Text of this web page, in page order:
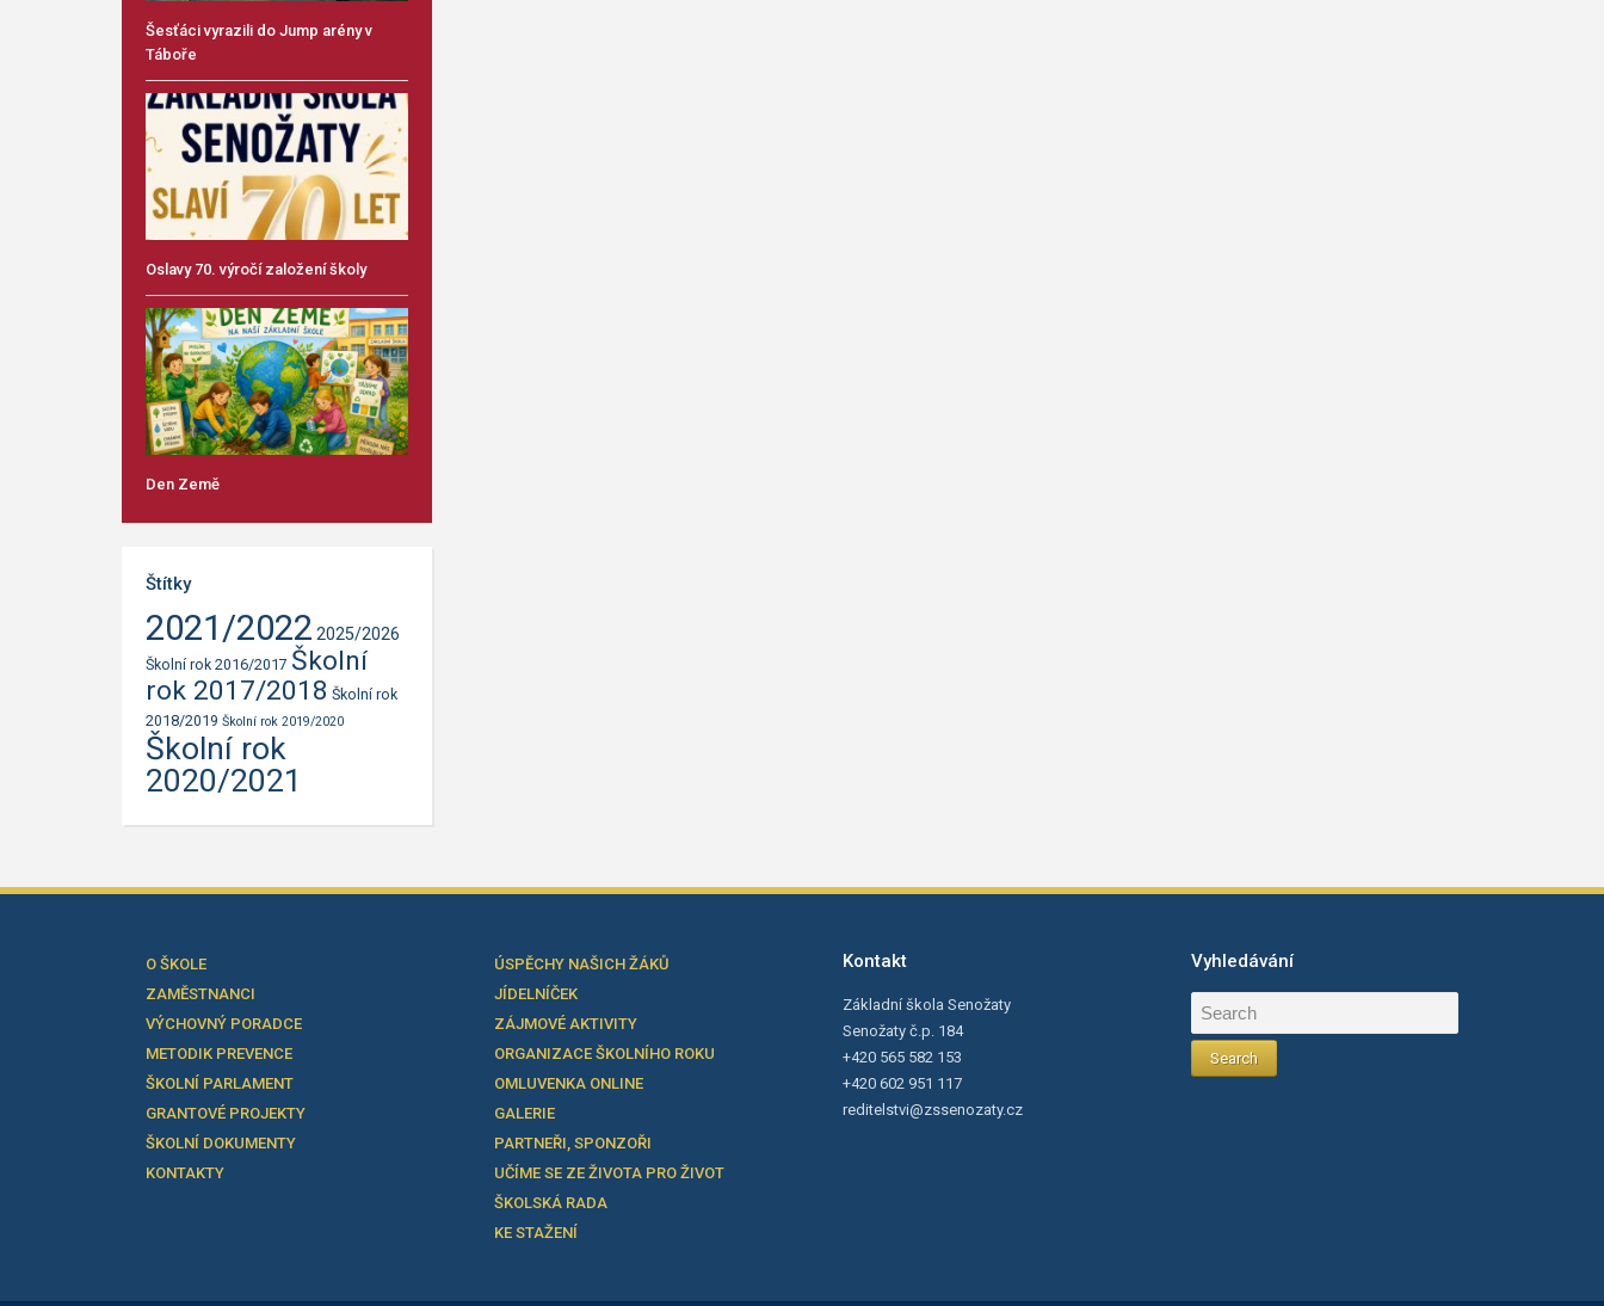
Šesťáci vyrazili do Jump arény v
Táboře
Oslavy 70. výročí založení školy
Den Země
Štítky
2021/2022 2025/2026
Školní rok 2016/2017 Školní
rok 2017/2018 Školní rok
2018/2019 Školní rok 2019/2020
Školní rok
2020/2021
O ŠKOLE
ZAMĚSTNANCI
VÝCHOVNÝ PORADCE
METODIK PREVENCE
ŠKOLNÍ PARLAMENT
GRANTOVÉ PROJEKTY
ŠKOLNÍ DOKUMENTY
KONTAKTY
ÚSPĚCHY NAŠICH ŽÁKŮ
JÍDELNÍČEK
ZÁJMOVÉ AKTIVITY
ORGANIZACE ŠKOLNÍHO ROKU
OMLUVENKA ONLINE
GALERIE
PARTNEŘI, SPONZOŘI
UČÍME SE ZE ŽIVOTA PRO ŽIVOT
ŠKOLSKÁ RADA
KE STAŽENÍ
Kontakt
Základní škola Senožaty
Senožaty č.p. 184
+420 565 582 153
+420 602 951 117
reditelstvi@zssenozaty.cz
Vyhledávání